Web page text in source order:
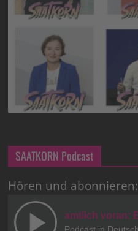
SAATKORN Podcast
Hören und abonnieren: